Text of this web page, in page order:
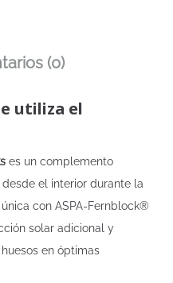
(0)
utiliza el
es un complemento
el interior durante la
con ASPA-Fernblock®
solar adicional y
en óptimas